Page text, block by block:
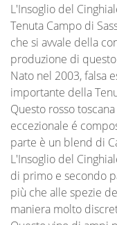
L'Insoglio del
Tenuta Campo di
che si avvale della
produzione di
Nato nel 2003, falsa
importante della
Questo rosso
eccezionale é
parte è un blend di
L'Insoglio del
di primo e secondo
più che alle spezie
maniera molto